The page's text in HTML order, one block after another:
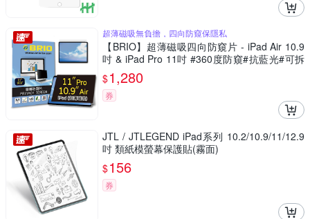
超薄磁吸無負擔，四向防窺保隱私
【BRIO】超薄磁吸四向防窺片 - iPad Air 10.9
吋 & iPad Pro 11吋 #360度防窺#抗藍光#可拆
式#防眩光#清晰度高
$1,280
券
JTL / JTLEGEND iPad系列 10.2/10.9/11/12.9
吋 類紙模螢幕保護貼(霧面)
$156
券